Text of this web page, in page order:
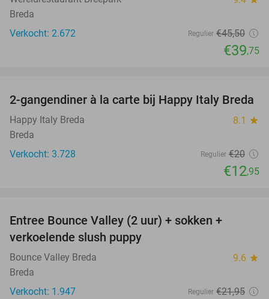
Breda
Verkocht: 2.672
Regulier €45,50
€39,75
35%
2-gangendiner à la carte bij Happy Italy Breda
Happy Italy Breda 8.1 star
Breda
Verkocht: 3.728
Regulier €20
€12,95
Entree Bounce Valley (2 uur) + sokken +
verkoelende slush puppy
Bounce Valley Breda 9.6 star
Breda
Verkocht: 1.947
Regulier €21,95